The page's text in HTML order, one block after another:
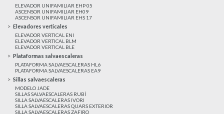
ELEVADOR UNIFAMILIAR EHP 05
ASCENSOR UNIFAMILIAR EH09
ASCENSOR UNIFAMILIAR EHS 17
Elevadores verticales
ELEVADOR VERTICAL ENI
ELEVADOR VERTICAL BLM
ELEVADOR VERTICAL BLE
Plataformas salvaescaleras
PLATAFORMA SALVAESCALERAS HL6
PLATAFORMA SALVAESCALERAS EA9
Sillas salvaescaleras
MODELO JADE
SILLAS SALVAESCALERAS RUBÍ
SILLA SALVAESCALERAS IVORI
SILLA SALVAESCALERAS QUARS EXTERIOR
SILLA SALVAESCALERAS ZAFIRO